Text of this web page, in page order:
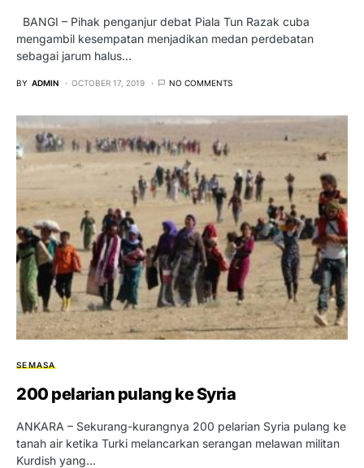
BANGI – Pihak penganjur debat Piala Tun Razak cuba
mengambil kesempatan menjadikan medan perdebatan
sebagai jarum halus…
BY ADMIN OCTOBER 17, 2019 NO COMMENTS
SEMASA
200 pelarian pulang ke Syria
ANKARA – Sekurang-kurangnya 200 pelarian Syria pulang ke
tanah air ketika Turki melancarkan serangan melawan militan
Kurdish yang…